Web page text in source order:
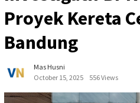
Proyek Kereta
Bandung
Mas Husni
October 15, 2025
556 Views